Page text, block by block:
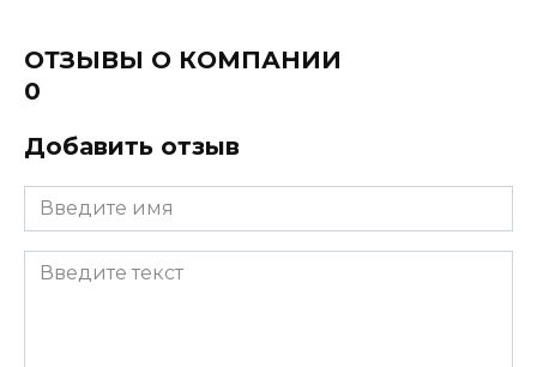
ОТЗЫВЫ О КОМПАНИИ
0
Добавить отзыв